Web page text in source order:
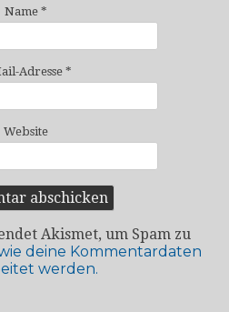
Name *
Adresse*
Website
Akismet, um Spam zu
deine Kommentardaten
werden.